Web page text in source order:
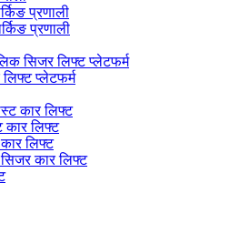
प्रणाली
प्रणाली
सिजर लिफ्ट प्लेटफर्म
प्लेटफर्म
कार लिफ्ट
कार लिफ्ट
लिफ्ट
सिजर कार लिफ्ट